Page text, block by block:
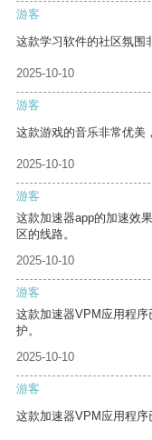
游客
这款学习软件的社区氛围
2025-10-10
游客
这款游戏的音乐非常优美
2025-10-10
游客
这款加速器app的加速效
区的线路。
2025-10-10
游客
这款加速器VPM应用程
护。
2025-10-10
游客
这款加速器VPM应用程序